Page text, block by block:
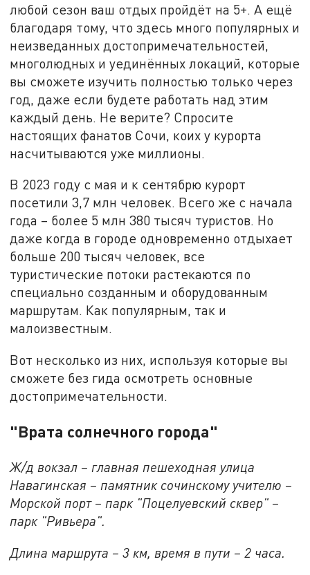
любой сезон ваш отдых пройдёт на 5+. А ещё
благодаря тому, что здесь много популярных и
неизведанных достопримечательностей,
многолюдных и уединённых локаций, которые
вы сможете изучить полностью только через
год, даже если будете работать над этим
каждый день. Не верите? Спросите
настоящих фанатов Сочи, коих у курорта
насчитываются уже миллионы.
В 2023 году с мая и к сентябрю курорт
посетили 3,7 млн человек. Всего же с начала
года – более 5 млн 380 тысяч туристов. Но
даже когда в городе одновременно отдыхает
больше 200 тысяч человек, все
туристические потоки растекаются по
специально созданным и оборудованным
маршрутам. Как популярным, так и
малоизвестным.
Вот несколько из них, используя которые вы
сможете без гида осмотреть основные
достопримечательности.
"Врата солнечного города"
Ж/д вокзал – главная пешеходная улица
Навагинская – памятник сочинскому учителю –
Морской порт – парк "Поцелуевский сквер" –
парк "Ривьера".
Длина маршрута – 3 км, время в пути – 2 часа.